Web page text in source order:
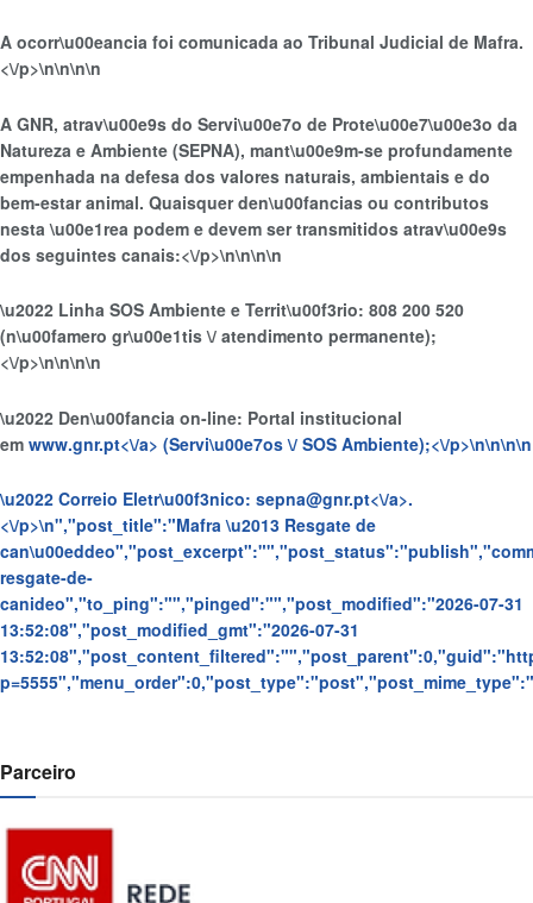
A ocorr\u00eancia foi comunicada ao Tribunal Judicial de Mafra.
<\/p>\n\n\n\n
A GNR, atrav\u00e9s do Servi\u00e7o de Prote\u00e7\u00e3o da
Natureza e Ambiente (SEPNA), mant\u00e9m-se profundamente
empenhada na defesa dos valores naturais, ambientais e do
bem-estar animal. Quaisquer den\u00fancias ou contributos
nesta \u00e1rea podem e devem ser transmitidos atrav\u00e9s
dos seguintes canais:<\/p>\n\n\n\n
\u2022 Linha SOS Ambiente e Territ\u00f3rio: 808 200 520
(n\u00famero gr\u00e1tis \/ atendimento permanente);
<\/p>\n\n\n\n
\u2022 Den\u00fancia on-line: Portal institucional
em www.gnr.pt<\/a> (Servi\u00e7os \/ SOS Ambiente);<\/p>\n\n\n\n
\u2022 Correio Eletr\u00f3nico: sepna@gnr.pt<\/a>.
<\/p>\n","post_title":"Mafra \u2013 Resgate de
resgate-de-
canideo","to_ping":"","pinged":"","post_modified":"2026-07-31
13:52:08","post_modified_gmt":"2026-07-31
Parceiro